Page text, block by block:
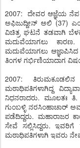
2007: ದೇವರ ಆಜ್ಞೆಯ ನೆಪ
ಅಫಿಜುದ್ದೀನ್ ಅಲಿ (37)
ವಿಚಿತ್ರ ಘಟನೆ ತಡವಾಗಿ
ಮದುವೆಯಾಗಲು
ಮದುವೆಯಾಗಲು
ತಿಂಗಳ ಗರ್ಭಿಣಿಯಾದಾಗ
2007:
ಮಠಾಧಿಪತಿಗಳಾಗಿದ್ದ
ನಿಧನರಾದರು. ಮೂಲತಃ ತಿ.
ಗುಂಬಳ್ಳಿ ನರಸಿಂಹಾಚಾರ್
ಪಡೆದಿದ್ದರು. ಮಹಾರಾಜರ
ಸೇವೆ ಸಲ್ಲಿಸಿದ್ದರು.
ಮಠಾಧಿಪತಿಗಳಾಗಿ ಇವರು